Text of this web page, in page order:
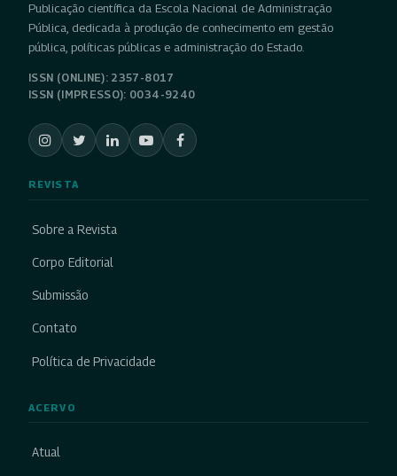
Publicação científica da Escola Nacional de Administração
Pública, dedicada à produção de conhecimento em gestão
pública, políticas públicas e administração do Estado.
ISSN (ONLINE): 2357-8017
ISSN (IMPRESSO): 0034-9240
REVISTA
Sobre a Revista
Corpo Editorial
Submissão
Contato
Política de Privacidade
ACERVO
Atual